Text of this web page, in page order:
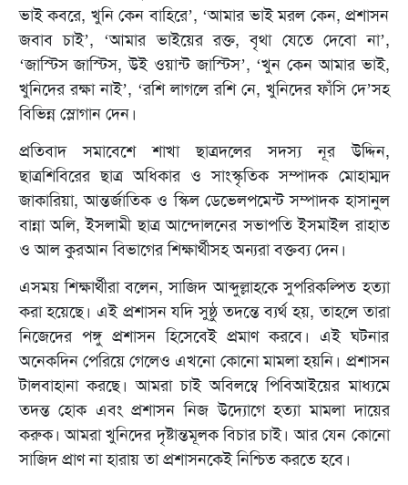
ভাই কবরে, খুনি কেন বাহিরে’, ‘আমার ভাই মরল কেন, প্রশাসন
জবাব চাই’, ‘আমার ভাইয়ের রক্ত, বৃথা যেতে দেবো না’,
‘জাস্টিস জাস্টিস, উই ওয়ান্ট জাস্টিস’, ‘খুন কেন আমার ভাই,
খুনিদের রক্ষা নাই’, ‘রশি লাগলে রশি নে, খুনিদের ফাঁসি দে’সহ
বিভিন্ন স্লোগান দেন।
প্রতিবাদ সমাবেশে শাখা ছাত্রদলের সদস্য নূর উদ্দিন,
ছাত্রশিবিরের ছাত্র অধিকার ও সাংস্কৃতিক সম্পাদক মোহাম্মদ
জাকারিয়া, আন্তর্জাতিক ও স্কিল ডেভেলপমেন্ট সম্পাদক হাসানুল
বান্না অলি, ইসলামী ছাত্র আন্দোলনের সভাপতি ইসমাইল রাহাত
ও আল কুরআন বিভাগের শিক্ষার্থীসহ অন্যরা বক্তব্য দেন।
এসময় শিক্ষার্থীরা বলেন, সাজিদ আব্দুল্লাহকে সুপরিকল্পিত হত্যা
করা হয়েছে। এই প্রশাসন যদি সুষ্ঠু তদন্তে ব্যর্থ হয়, তাহলে তারা
নিজেদের পঙ্গু প্রশাসন হিসেবেই প্রমাণ করবে। এই ঘটনার
অনেকদিন পেরিয়ে গেলেও এখনো কোনো মামলা হয়নি। প্রশাসন
টালবাহানা করছে। আমরা চাই অবিলম্বে পিবিআইয়ের মাধ্যমে
তদন্ত হোক এবং প্রশাসন নিজ উদ্যোগে হত্যা মামলা দায়ের
করুক। আমরা খুনিদের দৃষ্টান্তমূলক বিচার চাই। আর যেন কোনো
সাজিদ প্রাণ না হারায় তা প্রশাসনকেই নিশ্চিত করতে হবে।